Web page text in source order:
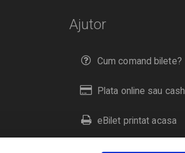
Ajutor
Cum comand bilete?
Plata online sau cash
eBilet printat acasa
Livrare prin curier